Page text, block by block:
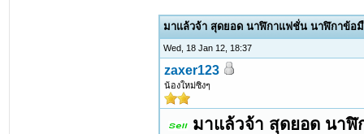
มาแล้วจ้า สุดยอด นาฬิกาแฟชั่น นาฬิกาข้อ
Wed, 18 Jan 12, 18:37
zaxer123
น้องใหม่ซิงๆ
มาแล้วจ้า สุดยอด นา